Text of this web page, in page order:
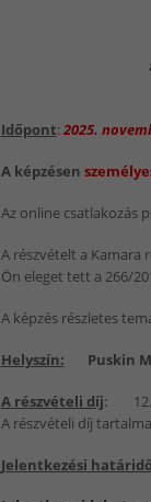
Időpont: 2025.
A képzésen
Az online csatlakozás
A részvételt a Kamara
Ön eleget tett a 266/
A képzés részletes
Helyszín: Puskin
A részvételi díj:
A részvételi díj
Jelentkezési